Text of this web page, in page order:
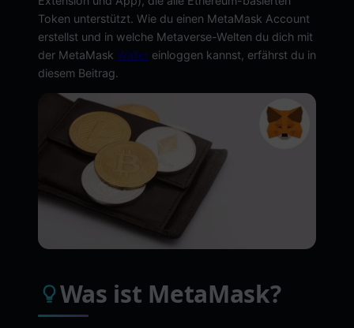
Token unterstützt. Wie du einen MetaMask Account
erstellst und in welche Metaverse-Welten du dich mit
der MetaMask Wallet einloggen kannst, erfährst du in
diesem Beitrag.
Was ist MetaMask?